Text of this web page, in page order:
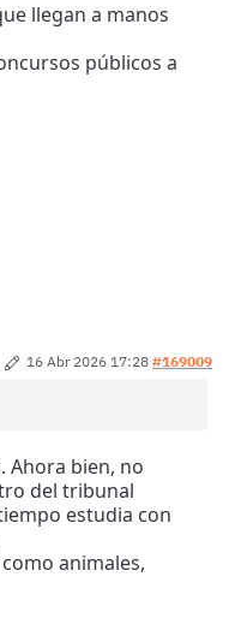
llegan a manos
públicos a
16 Abr 2026 17:28 #169009
Ahora bien, no
del tribunal
estudia con
animales,